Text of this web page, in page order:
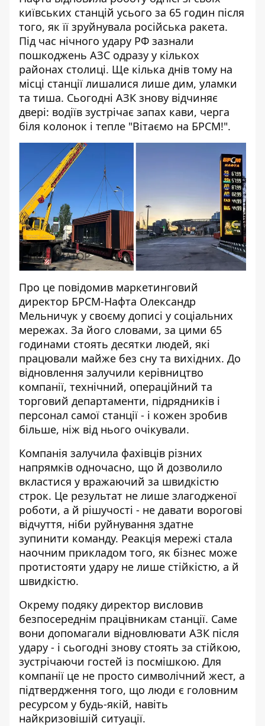
київських станцій усього за 65 годин після
того, як її зруйнувала російська ракета.
Під час нічного удару РФ зазнали
пошкоджень АЗС одразу у кількох
районах столиці. Ще кілька днів тому на
місці станції лишалися лише дим, уламки
та тиша. Сьогодні АЗК знову відчиняє
двері: водіїв зустрічає запах кави, черга
біля колонок і тепле "Вітаємо на БРСМ!".
Про це повідомив маркетинговий
директор БРСМ-Нафта Олександр
Мельничук у своєму дописі у соціальних
мережах. За його словами, за цими 65
годинами стоять десятки людей, які
працювали майже без сну та вихідних. До
відновлення залучили керівництво
компанії, технічний, операційний та
торговий департаменти, підрядників і
персонал самої станції - і кожен зробив
більше, ніж від нього очікували.
Компанія залучила фахівців різних
напрямків одночасно, що й дозволило
вкластися у вражаючий за швидкістю
строк. Це результат не лише злагодженої
роботи, а й рішучості - не давати ворогові
відчуття, ніби руйнування здатне
зупинити команду. Реакція мережі стала
наочним прикладом того, як бізнес може
протистояти удару не лише стійкістю, а й
швидкістю.
Окрему подяку директор висловив
безпосереднім працівникам станції. Саме
вони допомагали відновлювати АЗК після
удару - і сьогодні знову стоять за стійкою,
зустрічаючи гостей із посмішкою. Для
компанії це не просто символічний жест, а
підтвердження того, що люди є головним
ресурсом у будь-якій, навіть
найкризовішій ситуації.